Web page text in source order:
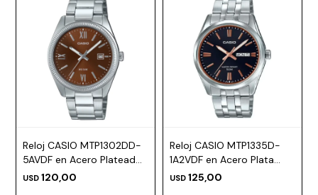
Reloj CASIO MTP1302DD-
5AVDF en Acero Plateado
Esfera 38mm
USD 120,00
Reloj CASIO MTP1335D-
1A2VDF en Acero Plata
Esfera 39mm
USD 125,00